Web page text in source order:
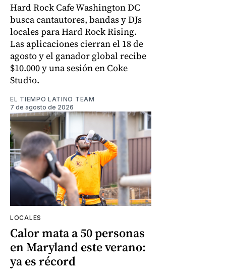
Hard Rock Cafe Washington DC
busca cantautores, bandas y DJs
locales para Hard Rock Rising.
Las aplicaciones cierran el 18 de
agosto y el ganador global recibe
$10.000 y una sesión en Coke
Studio.
EL TIEMPO LATINO TEAM
7 de agosto de 2026
LOCALES
Calor mata a 50 personas
en Maryland este verano:
ya es récord